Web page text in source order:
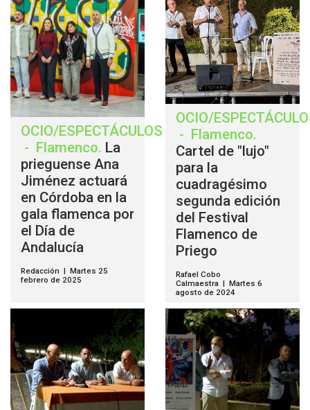
OCIO/ESPECTÁCULOS
- Flamenco. La
prieguense Ana
Jiménez actuará
en Córdoba en la
gala flamenca por
el Día de
Andalucía
Redacción | Martes 25
febrero de 2025
OCIO/
- Flamenco.
Cartel de "lujo"
para la
cuadragésimo
segunda edición
del Festival
Flamenco de
Priego
Rafael Cobo
Calmaestra | Martes 6
agosto de 2024